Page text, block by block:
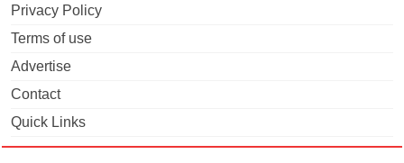
Privacy Policy
Terms of use
Advertise
Contact
Quick Links